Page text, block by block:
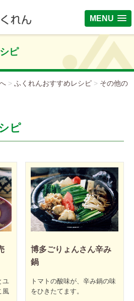
MENU
ピ
> ふくれんおすすめレシピ > その他の
ピ
ユ
風
博多ごりょんさん辛み
鍋
トマトの酸味が、辛み鍋の味
をひきたてます。